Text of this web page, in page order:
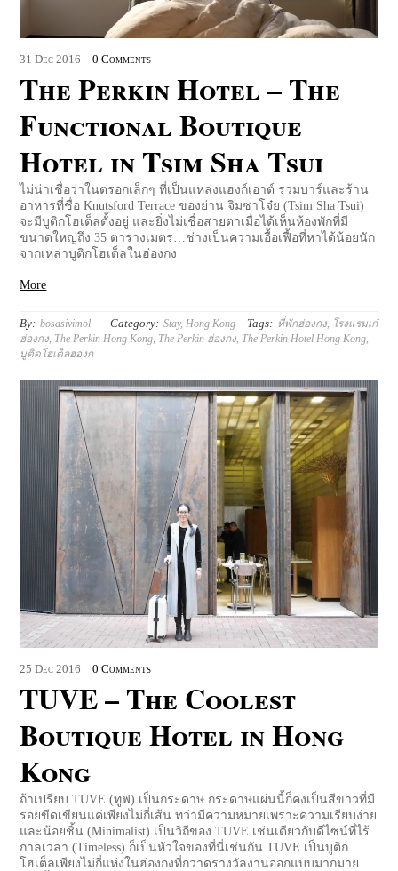
31 Dec 2016 0 Comments
The Perkin Hotel – The
Functional Boutique
Hotel in Tsim Sha Tsui
ไม่น่าเชื่อว่าในตรอกเล็กๆ ที่เป็นแหล่งแฮงก์เอาต์ รวมบาร์และร้าน
อาหารที่ชื่อ Knutsford Terrace ของย่าน จิมซาโจ๋ย (Tsim Sha Tsui)
จะมีบูติกโฮเต็ลตั้งอยู่ และยิ่งไม่เชื่อสายตาเมื่อได้เห็นห้องพักที่มี
ขนาดใหญ่ถึง 35 ตารางเมตร…ช่างเป็นความเอื้อเฟื้อที่หาได้น้อยนัก
จากเหล่าบูติกโฮเต็ลในฮ่องกง
More
By: bosasivimol Category: Stay,Hong Kong Tags: ที่พักฮ่องกง, โรงแรมเก๋
ฮ่องกง, The Perkin Hong Kong, The Perkin ฮ่องกง, The Perkin Hotel Hong Kong,
บูติดโฮเต็ลฮ่องก
25 Dec 2016 0 Comments
TUVE – The Coolest
Boutique Hotel in Hong
Kong
ถ้าเปรียบ TUVE (ทูฟ) เป็นกระดาษ กระดาษแผ่นนี้ก็คงเป็นสีขาวที่มี
รอยขีดเขียนแค่เพียงไม่กี่เส้น ทว่ามีความหมายเพราะความเรียบง่าย
และน้อยชิ้น (Minimalist) เป็นวิถีของ TUVE เช่นเดียวกับดีไซน์ที่ไร้
กาลเวลา (Timeless) ก็เป็นหัวใจของที่นี่เช่นกัน TUVE เป็นบูติก
โฮเต็ลเพียงไม่กี่แห่งในฮ่องกงที่กวาดรางวัลงานออกแบบมากมาย